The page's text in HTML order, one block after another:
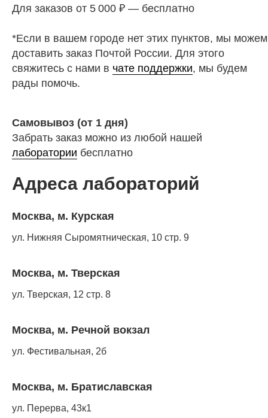
Для заказов от 5 000 ₽ — бесплатно
*Если в вашем городе нет этих пунктов, мы можем
доставить заказ Почтой России. Для этого
свяжитесь с нами в чате поддержки, мы будем
рады помочь.
Самовывоз (от 1 дня)
Забрать заказ можно из любой нашей
лаборатории бесплатно
Адреса лабораторий
Москва, м. Курская
ул. Нижняя Сыромятническая, 10 стр. 9
Москва, м. Тверская
ул. Тверская, 12 стр. 8
Москва, м. Речной вокзал
ул. Фестивальная, 2б
Москва, м. Братиславская
ул. Перерва, 43к1